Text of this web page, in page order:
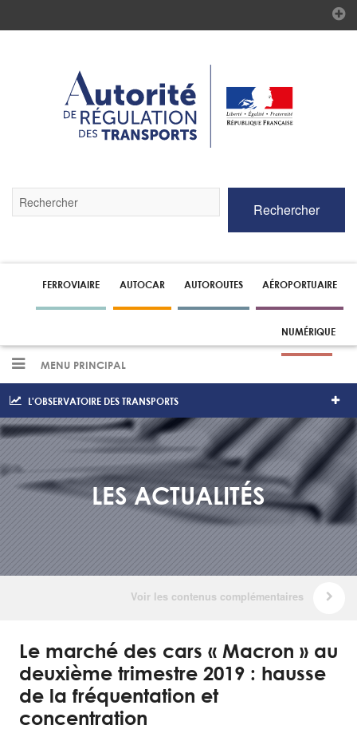
par
pour
recherche
Rechercher
FERROVIAIRE AUTOCAR AUTOROUTES AÉROPORTUAIRE
NUMÉRIQUE
MENU PRINCIPAL
L'OBSERVATOIRE DES TRANSPORTS
LES ACTUALITÉS
Le marché des cars « Macron » au
deuxième trimestre 2019 : hausse
de la fréquentation et
concentration